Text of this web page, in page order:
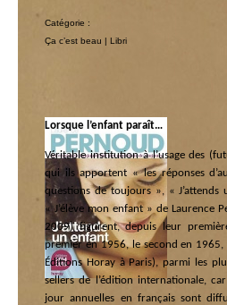
Catégorie :
Ça c’est beau | Libri
Lorsque l’enfant paraît…
Véritable institution à l’usage des
qui ils apportent « les réponses
questions de toujours », « J’attends
« J’élève mon enfant » de Laurence
2009) figurent, depuis leur
premier en 1956, le second en 1965,
Éditions Horay à Paris), parmi les
sellers de l’édition internationale,
jour annuelles en français sont